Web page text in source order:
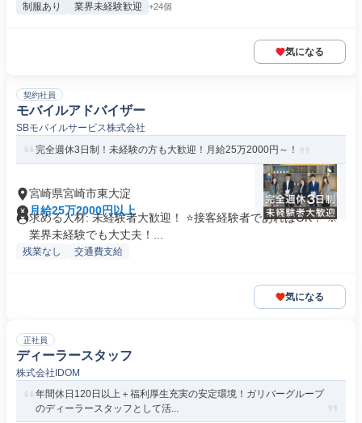
制服あり 業界未経験歓迎 +24個
気になる
契約社員
モバイルアドバイザー
SBモバイルサービス株式会社
完全週休3日制！未経験の方も大歓迎！月給25万2000円～！
宮崎県宮崎市東大淀
月給25万2000円以上
求める人材: 未経験者大歓迎！ ⭐接客経験者であればOK！ ※
業界未経験でも大丈夫！...
残業なし 交通費支給
気になる
正社員
ディーラースタッフ
株式会社IDOM
年間休日120日以上＋福利厚生充実の安定環境！ガリバーグループ
のディーラースタッフとして活...